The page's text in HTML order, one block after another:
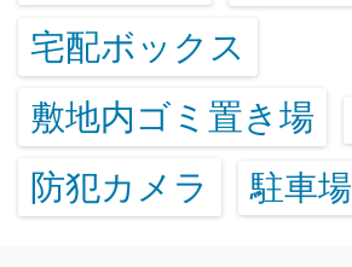
宅配ボックス
敷地内ゴミ置き場
防犯カメラ 駐車場